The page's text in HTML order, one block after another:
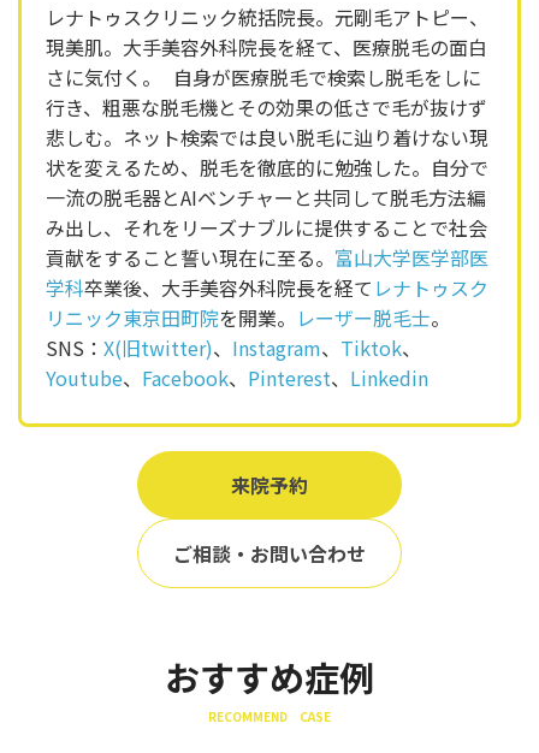
レナトゥスクリニック統括院長。元剛毛アトピー、
現美肌。大手美容外科院長を経て、医療脱毛の面白
さに気付く。 自身が医療脱毛で検索し脱毛をしに
行き、粗悪な脱毛機とその効果の低さで毛が抜けず
悲しむ。ネット検索では良い脱毛に辿り着けない現
状を変えるため、脱毛を徹底的に勉強した。自分で
一流の脱毛器とAIベンチャーと共同して脱毛方法編
み出し、それをリーズナブルに提供することで社会
貢献をすること誓い現在に至る。 富山大学医学部医
学科卒業後、大手美容外科院長を経て レナトゥスク
リニック東京田町院を開業。 レーザー脱毛士。
SNS： X(旧twitter)、 Instagram、 Tiktok、
Youtube、 Facebook、 Pinterest、 Linkedin
来院予約
ご相談・お問い合わせ
おすすめ症例
RECOMMEND CASE